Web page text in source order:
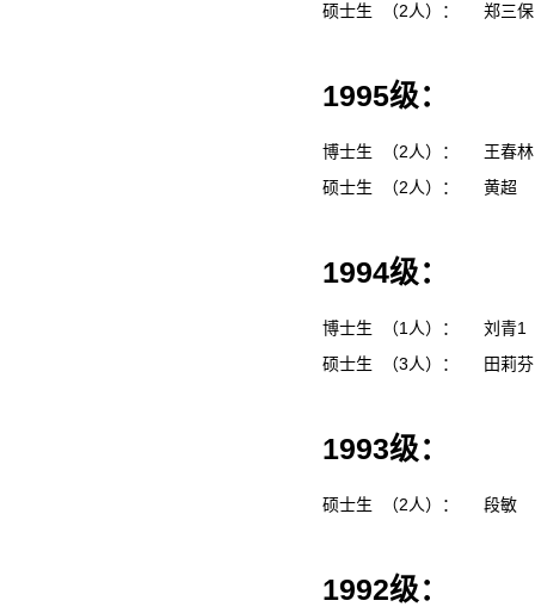
硕士生 （2人）：
郑三
1995级：
博士生 （2人）：
王春
硕士生 （2人）：
黄超
1994级：
博士生 （1人）：
刘青1
硕士生 （3人）：
田莉
1993级：
硕士生 （2人）： 段敏
1992级：